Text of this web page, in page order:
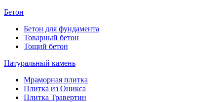
Бетон
Бетон для фундамента
Товарный бетон
Тощий бетон
Натуральный камень
Мраморная плитка
Плитка из Оникса
Плитка Травертин